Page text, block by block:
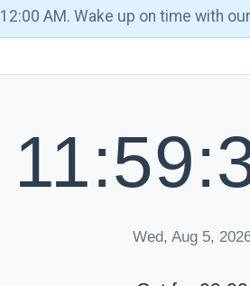
AM. Wake up on time with
Wed, Aug 5,